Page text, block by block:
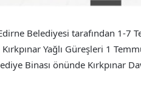
Belediyesi tarafından 1-7
Yağlı Güreşleri 1
Binası önünde Kırkpınar